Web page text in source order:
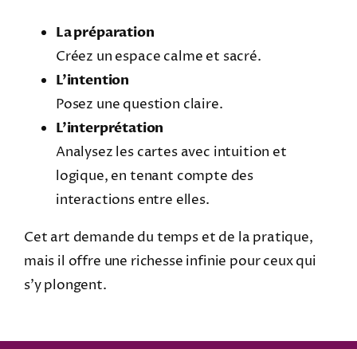
La préparation
Créez un espace calme et sacré.
L’intention
Posez une question claire.
L’interprétation
Analysez les cartes avec intuition et
logique, en tenant compte des
interactions entre elles.
Cet art demande du temps et de la pratique,
mais il offre une richesse infinie pour ceux qui
s’y plongent.